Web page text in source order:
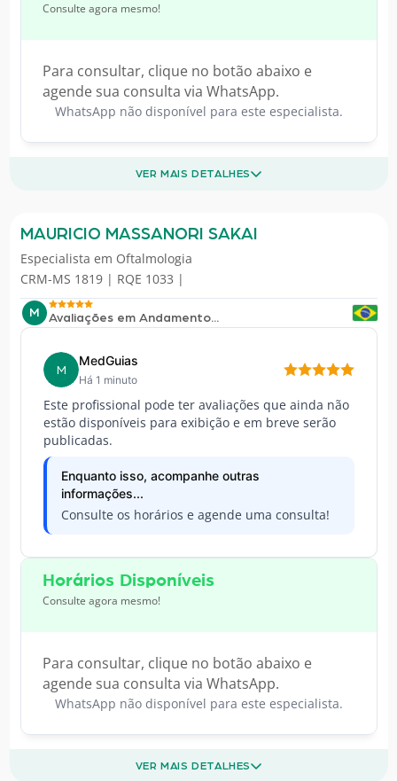
Consulte agora mesmo!
Para consultar, clique no botão abaixo e
agende sua consulta via WhatsApp.
WhatsApp não disponível para este especialista.
VER MAIS DETALHES
MAURICIO MASSANORI SAKAI
Especialista em Oftalmologia
CRM-MS 1819 | RQE 1033 |
M Avaliações em Andamento...
M
MedGuias
Há 1 minuto
Este profissional pode ter avaliações que ainda não
estão disponíveis para exibição e em breve serão
publicadas.
Enquanto isso, acompanhe outras
informações...
Consulte os horários e agende uma consulta!
Horários Disponíveis
Consulte agora mesmo!
Para consultar, clique no botão abaixo e
agende sua consulta via WhatsApp.
WhatsApp não disponível para este especialista.
VER MAIS DETALHES